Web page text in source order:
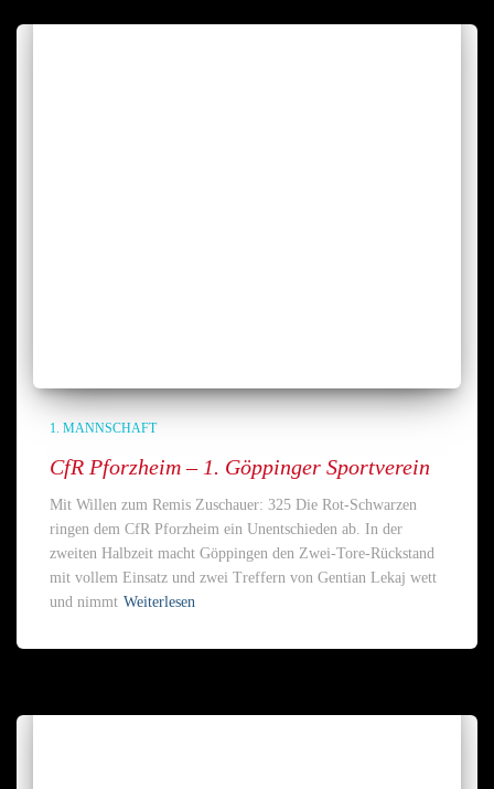
1. MANNSCHAFT
CfR Pforzheim – 1. Göppinger Sportverein
Mit Willen zum Remis Zuschauer: 325 Die Rot-Schwarzen
ringen dem CfR Pforzheim ein Unentschieden ab. In der
zweiten Halbzeit macht Göppingen den Zwei-Tore-Rückstand
mit vollem Einsatz und zwei Treffern von Gentian Lekaj wett
und nimmt Weiterlesen